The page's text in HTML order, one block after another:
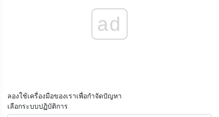
ad
ลองใช้เครื่องมือของเราเพื่อกำจัดปัญหา
เลือกระบบปฏิบัติการ